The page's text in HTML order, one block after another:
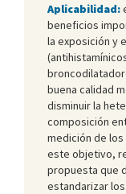
Aplicabilidad:
beneficios
la exposición y
buena calidad
disminuir la
composición
medición de los
este objetivo,
propuesta que
estandarizar